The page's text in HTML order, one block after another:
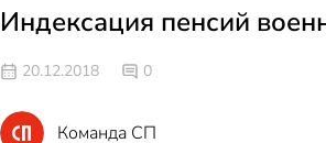
Индексация пенсий
20.12.2018 0
Команда СП